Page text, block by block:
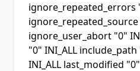
ignore_repeated_errors
ignore_repeated_source
ignore_user_abort "0"
"0" INI_ALL include_path
INI_ALL last_modified